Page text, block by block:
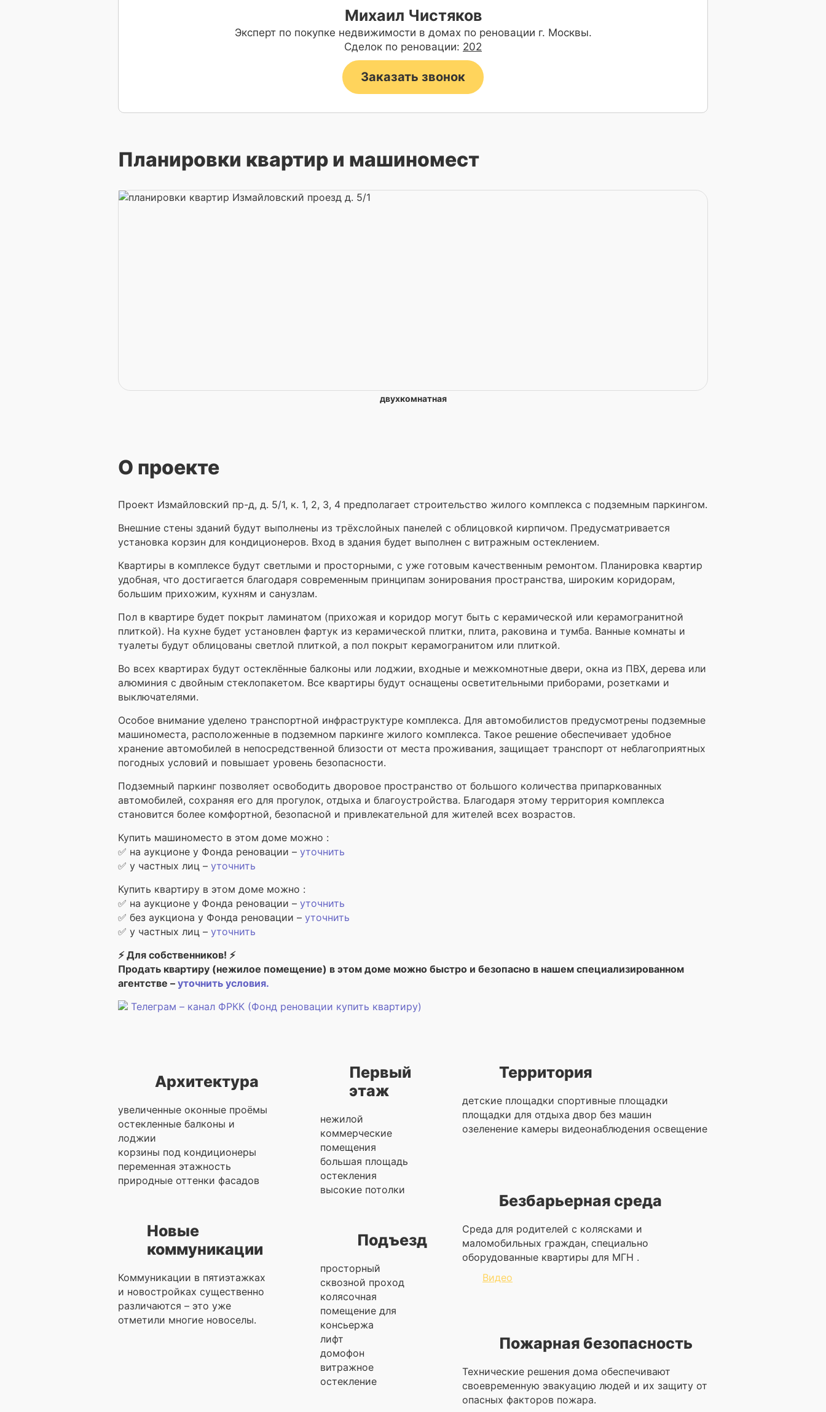
Михаил Чистяков
Эксперт по покупке недвижимости в домах по реновации г. Москвы.
Сделок по реновации: 202
Заказать звонок
Планировки квартир и машиномест
двухкомнатная
О проекте
Проект Измайловский пр-д, д. 5/1, к. 1, 2, 3, 4 предполагает строительство жилого комплекса с подземным паркингом.
Внешние стены зданий будут выполнены из трёхслойных панелей с облицовкой кирпичом. Предусматривается
установка корзин для кондиционеров. Вход в здания будет выполнен с витражным остеклением.
Квартиры в комплексе будут светлыми и просторными, с уже готовым качественным ремонтом. Планировка квартир
удобная, что достигается благодаря современным принципам зонирования пространства, широким коридорам,
большим прихожим, кухням и санузлам.
Пол в квартире будет покрыт ламинатом (прихожая и коридор могут быть с керамической или керамогранитной
плиткой). На кухне будет установлен фартук из керамической плитки, плита, раковина и тумба. Ванные комнаты и
туалеты будут облицованы светлой плиткой, а пол покрыт керамогранитом или плиткой.
Во всех квартирах будут остеклённые балконы или лоджии, входные и межкомнотные двери, окна из ПВХ, дерева или
алюминия с двойным стеклопакетом. Все квартиры будут оснащены осветительными приборами, розетками и
выключателями.
Особое внимание уделено транспортной инфраструктуре комплекса. Для автомобилистов предусмотрены подземные
машиноместа, расположенные в подземном паркинге жилого комплекса. Такое решение обеспечивает удобное
хранение автомобилей в непосредственной близости от места проживания, защищает транспорт от неблагоприятных
погодных условий и повышает уровень безопасности.
Подземный паркинг позволяет освободить дворовое пространство от большого количества припаркованных
автомобилей, сохраняя его для прогулок, отдыха и благоустройства. Благодаря этому территория комплекса
становится более комфортной, безопасной и привлекательной для жителей всех возрастов.
Купить машиноместо в этом доме можно :
✅ на аукционе у Фонда реновации – уточнить
✅ у частных лиц – уточнить
Купить квартиру в этом доме можно :
✅ на аукционе у Фонда реновации – уточнить
✅ без аукциона у Фонда реновации – уточнить
✅ у частных лиц – уточнить
⚡ Для собственников! ⚡
Продать квартиру (нежилое помещение) в этом доме можно быстро и безопасно в нашем специализированном
агентстве – уточнить условия.
Телеграм – канал ФРКК (Фонд реновации купить квартиру)
Архитектура
увеличенные оконные проёмы
остекленные балконы и
лоджии
корзины под кондиционеры
переменная этажность
природные оттенки фасадов
Первый
этаж
нежилой
коммерческие
помещения
большая площадь
остекления
высокие потолки
Новые
коммуникации
Коммуникации в пятиэтажках
и новостройках существенно
различаются – это уже
отметили многие новоселы.
Подъезд
просторный
сквозной проход
колясочная
помещение для
консьержа
лифт
домофон
витражное
остекление
Территория
детские площадки спортивные площадки
площадки для отдыха двор без машин
озеленение камеры видеонаблюдения освещение
Безбарьерная среда
Cреда для родителей с колясками и
маломобильных граждан, специально
оборудованные квартиры для МГН .
Видео
Пожарная безопасность
Технические решения дома обеспечивают
своевременную эвакуацию людей и их защиту от
опасных факторов пожара.